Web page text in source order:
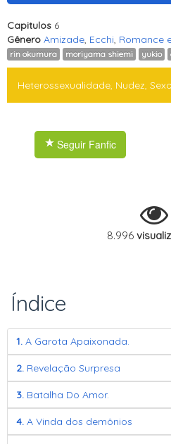
Capitulos 6
Gênero Amizade Ecchi Romance
rin okumura moriyama shiemi yukio
Heterossexualidade, Nudez, Sexo
Seguir Fanfic
8.996
Índice
1. A Garota Apaixonada.
2. Revelação Surpresa
3. Batalha Do Amor.
4. A Vinda dos demônios